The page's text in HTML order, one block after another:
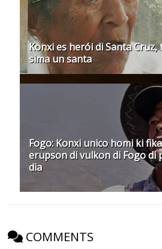
Konxi es herói di Santa
sima un santa
Fogo: Konxi unico homi ki
erupson di vulkon di Fogo
dia
COMMENTS